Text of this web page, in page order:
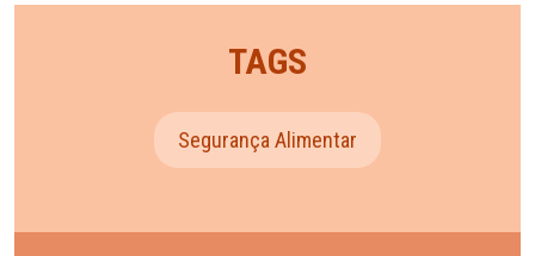
TAGS
Segurança Alimentar